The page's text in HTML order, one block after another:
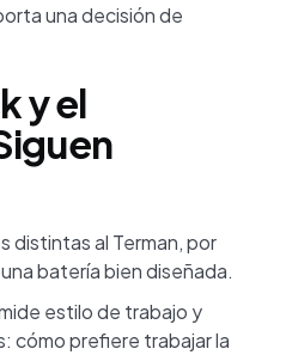
una decisión de
y el
distintas al Terman, por
batería bien diseñada.
estilo de trabajo y
cómo prefiere trabajar la